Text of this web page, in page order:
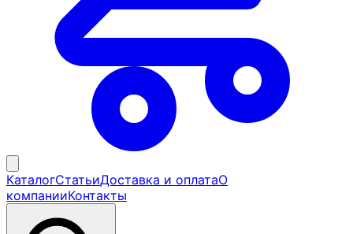
КаталогСтатьиДоставка и оплатаО
компанииКонтакты